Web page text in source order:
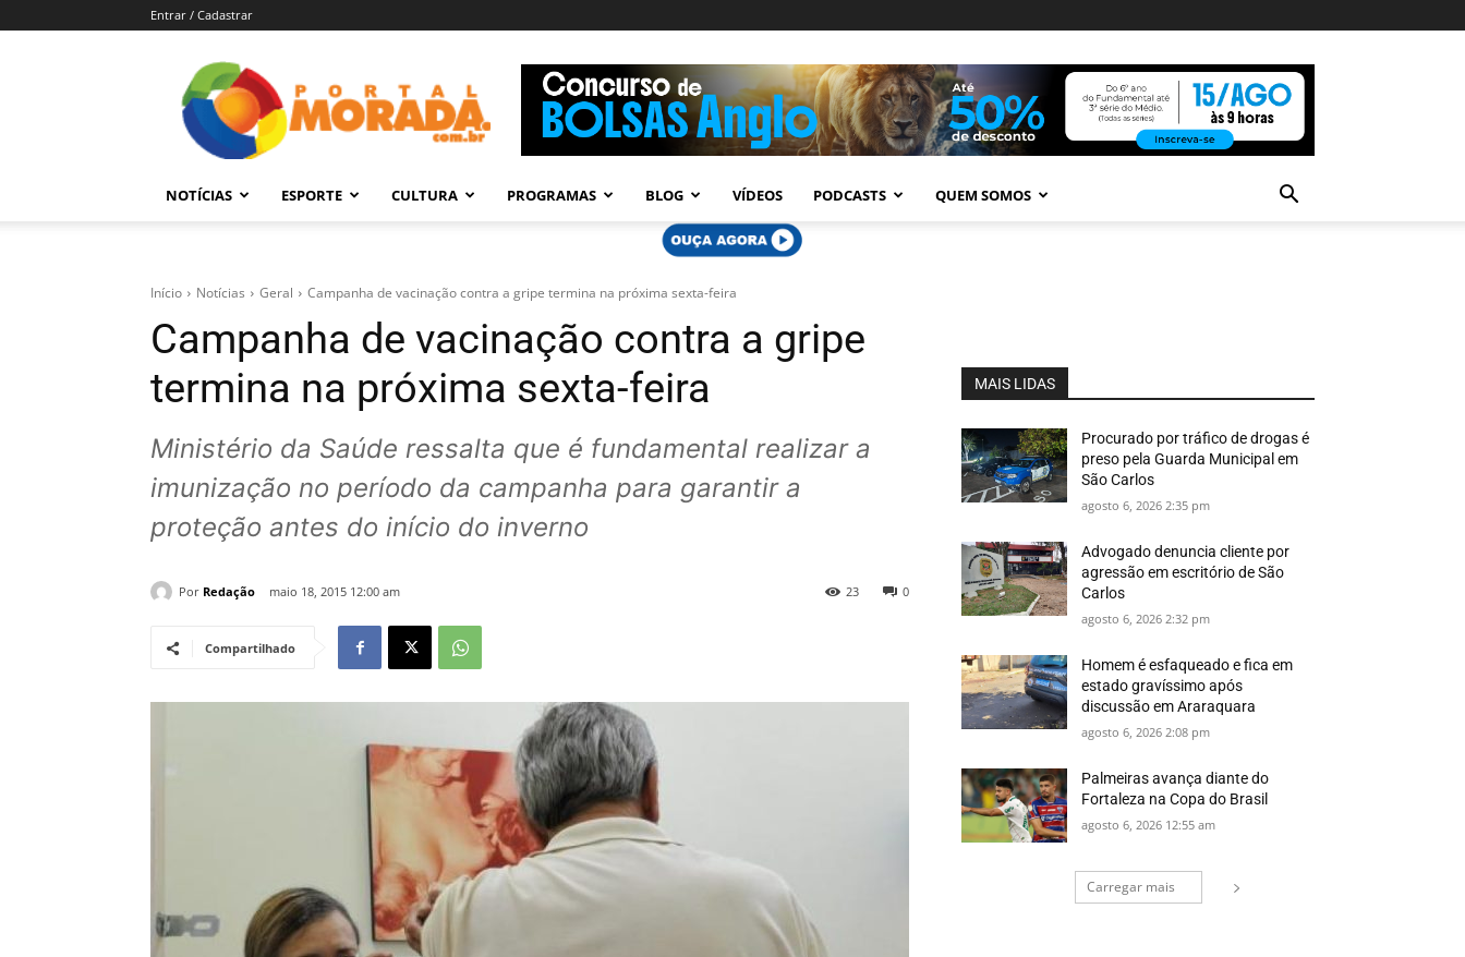
Entrar / Cadastrar
Morada
–
Araraquara
NOTÍCIAS ESPORTE CULTURA PROGRAMAS BLOG VÍDEOS PODCASTS QUEM SOMOS
Início Notícias Geral Campanha de vacinação contra a gripe termina na próxima sexta-feira
Campanha de vacinação contra a gripe
termina na próxima sexta-feira
Ministério da Saúde ressalta que é fundamental realizar a
imunização no período da campanha para garantir a
proteção antes do início do inverno
Por Redação maio 18, 2015 12:00 am 0
23
Compartilhado
MAIS LIDAS
Procurado por tráfico de drogas é
preso pela Guarda Municipal em
São Carlos
agosto 6, 2026 2:35 pm
Advogado denuncia cliente por
agressão em escritório de São
Carlos
agosto 6, 2026 2:32 pm
Homem é esfaqueado e fica em
estado gravíssimo após
discussão em Araraquara
agosto 6, 2026 2:08 pm
Palmeiras avança diante do
Fortaleza na Copa do Brasil
agosto 6, 2026 12:55 am
Carregar mais